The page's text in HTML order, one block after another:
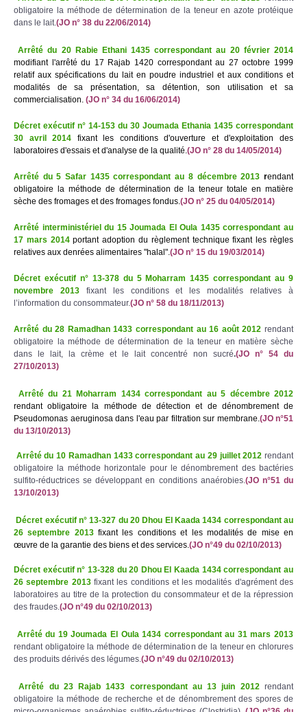
obligatoire la méthode de détermination de la teneur en azote protéique
dans le lait. (JO n° 38 du 22/06/2014)
Arrêté du 20 Rabie Ethani 1435 correspondant au 20 février 2014
modifiant l'arrêté du 17 Rajab 1420 correspondant au 27 octobre 1999
relatif aux spécifications du lait en poudre industriel et aux conditions et
modalités de sa présentation, sa détention, son utilisation et sa
commercialisation. (JO n° 34 du 16/06/2014)
Décret exécutif n° 14-153 du 30 Joumada Ethania 1435 correspondant
30 avril 2014
fixant les conditions d'ouverture et d'exploitation des
laboratoires d'essais et d'analyse de la qualité. (JO n° 28 du 14/05/2014)
Arrêté du 5 Safar 1435 correspondant au 8 décembre 2013 rendant
obligatoire la méthode de détermination de la teneur totale en matière
sèche des fromages et des fromages fondus. (JO n° 25 du 04/05/2014)
Arrêté interministériel du 15 Joumada El Oula 1435 correspondant au
17 mars 2014 portant adoption du règlement technique fixant les règles
relatives aux denrées alimentaires "halal". (JO n° 15 du 19/03/2014)
Décret exécutif n° 13-378 du 5 Moharram 1435 correspondant au 9
novembre 2013fixant les conditions et les modalités relatives à
l’information du consommateur.(JO n° 58 du 18/11/2013)
Arrêté du 28 Ramadhan 1433 correspondant au 16 août 2012 rendant
obligatoire la méthode de détermination de la teneur en matière sèche
dans le lait, la crème et le lait concentré non sucré.(JO n° 54 du
27/10/2013)
Arrêté du 21 Moharram 1434 correspondant au 5 décembre 2012
rendant obligatoire la méthode de détection et de dénombrement de
Pseudomonas aeruginosa dans l'eau par filtration sur membrane. (JO n°51
du 13/10/2013)
Arrêté du 10 Ramadhan 1433 correspondant au 29 juillet 2012 rendant
obligatoire la méthode horizontale pour le dénombrement des bactéries
sulfito-réductrices se développant en conditions anaérobies. (JO n°51 du
13/10/2013)
Décret exécutif n° 13-327 du 20 Dhou El Kaada 1434 correspondant au
26 septembre 2013fixant les conditions et les modalités de mise en
œuvre de la garantie des biens et des services. (JO n°49 du 02/10/2013)
Décret exécutif n° 13-328 du 20 Dhou El Kaada 1434 correspondant au
26 septembre 2013fixant les conditions et les modalités d'agrément des
laboratoires au titre de la protection du consommateur et de la répression
des fraudes. (JO n°49 du 02/10/2013)
Arrêté du 19 Joumada El Oula 1434 correspondant au 31 mars 2013
rendant obligatoire la méthode de détermination de la teneur en chlorures
des produits dérivés des légumes. (JO n°49 du 02/10/2013)
Arrêté du 23 Rajab 1433 correspondant au 13 juin 2012 rendant
obligatoire la méthode de recherche et de dénombrement des spores de